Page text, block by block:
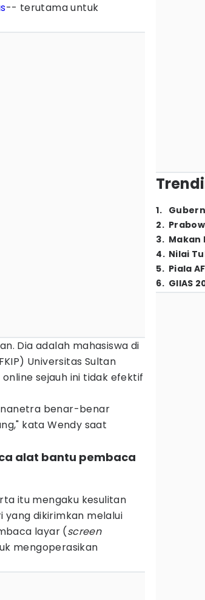
-- terutama untuk
Dia adalah mahasiswa di
Universitas Sultan
online sejauh ini tidak efektif
benar-benar
kata Wendy saat
alat bantu pembaca
itu mengaku kesulitan
yang dikirimkan melalui
layar (screen
mengoperasikan
1.
2.
3. Makan
4. Nilai
5. Piala
6. GIIAS